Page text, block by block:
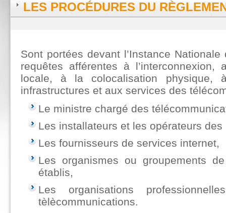
LES PROCÉDURES DU
Sont portées devant l’Instance
requêtes afférentes à
locale, à la colocalisation physique,
infrastructures et aux services des
Le ministre chargé des
Les installateurs et les opérateurs des
Les fournisseurs de services internet,
Les organismes ou groupements
établis,
Les organisations
tèlècommunications.